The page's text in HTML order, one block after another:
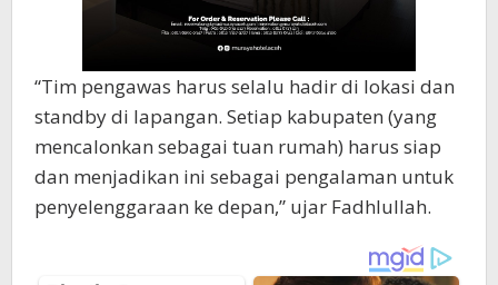
“Tim pengawas harus selalu hadir di lokasi dan
standby di lapangan. Setiap kabupaten (yang
mencalonkan sebagai tuan rumah) harus siap
dan menjadikan ini sebagai pengalaman untuk
penyelenggaraan ke depan,” ujar Fadhlullah.